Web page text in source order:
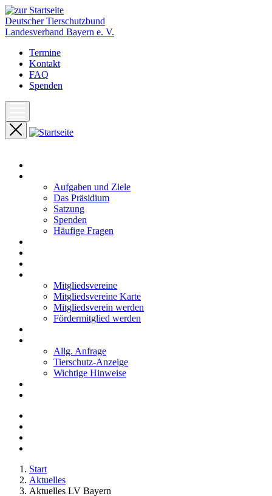
Deutscher Tierschutzbund
Landesverband Bayern e. V.
Termine
Kontakt
FAQ
Spenden
Aufgaben und Ziele
Das Präsidium
Satzung
Spenden
Häufige Fragen
Mitgliedsvereine
Mitgliedsvereine Karte
Mitgliedsverein werden
Fördermitglied werden
Allg. Anfrage
Tierschutz-Anzeige
Wichtige Hinweise
Start
Aktuelles
Aktuelles LV Bayern